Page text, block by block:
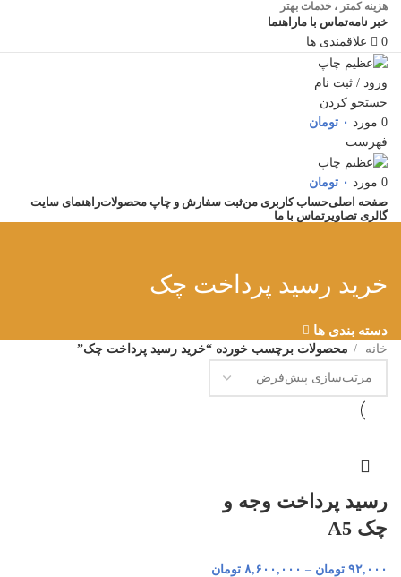
هزینه کمتر ، خدمات بهتر
خبر نامهتماس با ماراهنما
0
علاقمندی ها
ورود / ثبت نام
جستجو کردن
0 مورد ۰ تومان
فهرست
0 مورد ۰ تومان
صفحه اصلیحساب کاربری منثبت سفارش و چاپ محصولاتراهنمای سایت
گالری تصاویر تماس با ما
خرید رسید پرداخت چک
دسته بندی ها
خانه محصولات برچسب خورده “خرید رسید پرداخت چک”
رسید پرداخت وجه و
چک A5
۹۲,۰۰۰ تومان – ۸,۶۰۰,۰۰۰ تومان